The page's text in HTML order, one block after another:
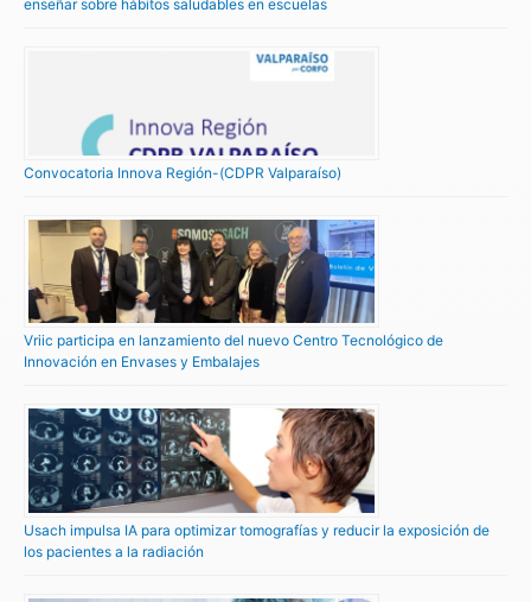
enseñar sobre hábitos saludables en escuelas
Convocatoria Innova Región-(CDPR Valparaíso)
Vriic participa en lanzamiento del nuevo Centro Tecnológico de
Innovación en Envases y Embalajes
Usach impulsa IA para optimizar tomografías y reducir la exposición de
los pacientes a la radiación